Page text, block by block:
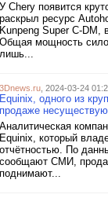
У Chery появится
раскрыл ресурс
Kunpeng Super C-DM,
Общая мощность
лишь...
3Dnews.ru , 2024-03-24
Equinix, одного из
продаже
Аналитическая
Equinix, который
отчётностью. По
сообщают СМИ,
поднимают...